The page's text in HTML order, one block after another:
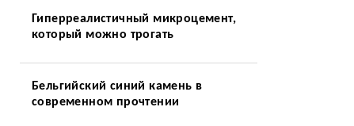
Гиперреалистичный микроцемент,
который можно трогать
Бельгийский синий камень в
современном прочтении